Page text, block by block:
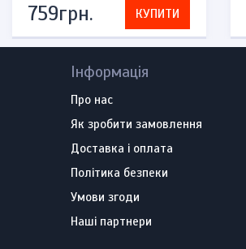
759грн. КУПИТИ
Інформація
Про нас
Як зробити замовлення
Доставка і оплата
Політика безпеки
Умови згоди
Наші партнери